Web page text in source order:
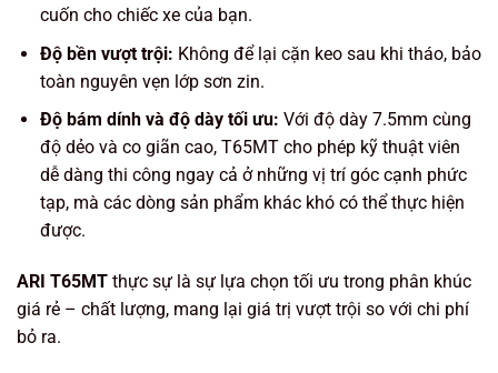
cuốn cho chiếc xe của bạn.
Độ bền vượt trội: Không để lại cặn keo sau khi tháo, bảo
toàn nguyên vẹn lớp sơn zin.
Độ bám dính và độ dày tối ưu: Với độ dày 7.5mm cùng
độ dẻo và co giãn cao, T65MT cho phép kỹ thuật viên
dễ dàng thi công ngay cả ở những vị trí góc cạnh phức
tạp, mà các dòng sản phẩm khác khó có thể thực hiện
được.
ARI T65MT thực sự là sự lựa chọn tối ưu trong phân khúc
giá rẻ – chất lượng, mang lại giá trị vượt trội so với chi phí
bỏ ra.